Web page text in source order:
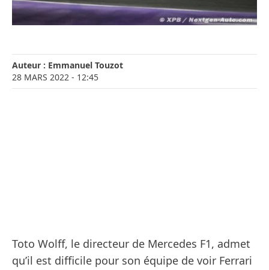
Auteur : Emmanuel Touzot
28 MARS 2022 - 12:45
Toto Wolff, le directeur de Mercedes F1, admet
qu’il est difficile pour son équipe de voir Ferrari